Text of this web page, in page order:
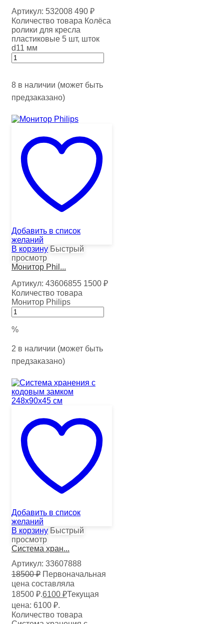
Артикул: 532008 490 ₽
Количество товара Колёса
ролики для кресла
пластиковые 5 шт, шток
d11 мм
8 в наличии (может быть
предзаказано)
Добавить в список
желаний
В корзину Быстрый
просмотр
Монитор Phil...
Артикул: 43606855 1500 ₽
Количество товара
Монитор Philips
%
2 в наличии (может быть
предзаказано)
Добавить в список
желаний
В корзину Быстрый
просмотр
Система хран...
Артикул: 33607888
18500₽ Первоначальная
цена составляла
18500 ₽.6100 ₽Текущая
цена: 6100 ₽.
Количество товара